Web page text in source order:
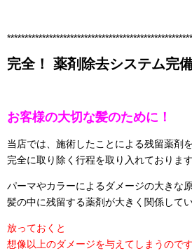
完全！ 薬剤除去システム完
お客様の大切な髪のために！
当店では、施術したことによる残留薬剤を
完全に取り除く行程を取り入れております
パーマやカラーによるダメージの大きな
髪の中に残留する薬剤が大きく関係して
放っておくと
想像以上のダメージを与えてしまうのです